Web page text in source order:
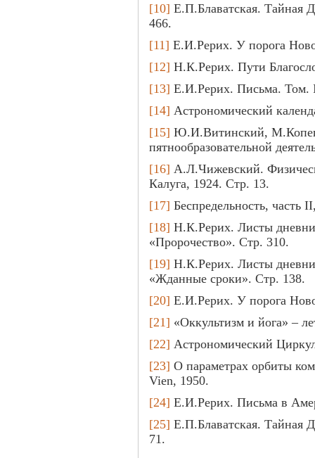
[10] Е.П.Блаватская. Тайная
466.
[11] Е.И.Рерих. У порога
[12] Н.К.Рерих. Пути
[13] Е.И.Рерих. Письма. Том.
[14] Астрономический
[15] Ю.И.Витинский,
пятнообразовательной
[16] А.Л.Чижевский.
Калуга, 1924. Стр. 13.
[17] Беспредельность, часть
[18] Н.К.Рерих. Листы
«Пророчество». Стр. 310.
[19] Н.К.Рерих. Листы
«Жданные сроки». Стр. 138.
[20] Е.И.Рерих. У порога
[21] «Оккультизм и йога» –
[22] Астрономический
[23] О параметрах орбиты
Vien, 1950.
[24] Е.И.Рерих. Письма в
[25] Е.П.Блаватская. Тайная
71.